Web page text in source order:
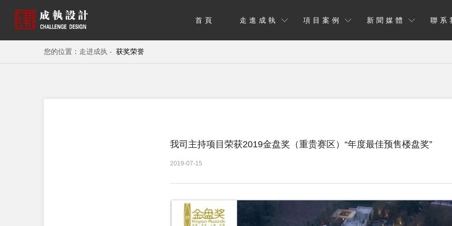
首頁 走進成執 項目案例 新聞媒體 聯系
您的位置： 走进成执 - 获奖荣誉
我司主持项目荣获2019金盘奖（重贵赛区）“年度最佳预售楼盘奖”
2019-07-15